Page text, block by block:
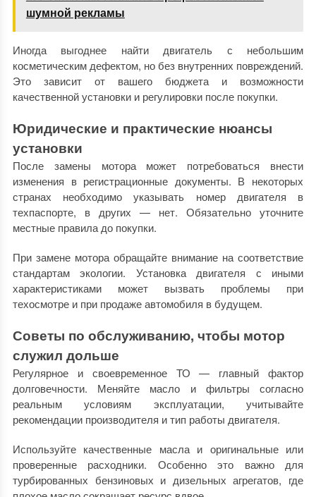
шумной рекламы
Иногда выгоднее найти двигатель с небольшим
косметическим дефектом, но без внутренних повреждений.
Это зависит от вашего бюджета и возможности
качественной установки и регулировки после покупки.
Юридические и практические нюансы
установки
После замены мотора может потребоваться внести
изменения в регистрационные документы. В некоторых
странах необходимо указывать номер двигателя в
техпаспорте, в других — нет. Обязательно уточните
местные правила до покупки.
При замене мотора обращайте внимание на соответствие
стандартам экологии. Установка двигателя с иными
характеристиками может вызвать проблемы при
техосмотре и при продаже автомобиля в будущем.
Советы по обслуживанию, чтобы мотор
служил дольше
Регулярное и своевременное ТО — главный фактор
долговечности. Меняйте масло и фильтры согласно
реальным условиям эксплуатации, учитывайте
рекомендации производителя и тип работы двигателя.
Используйте качественные масла и оригинальные или
проверенные расходники. Особенно это важно для
турбированных бензиновых и дизельных агрегатов, где